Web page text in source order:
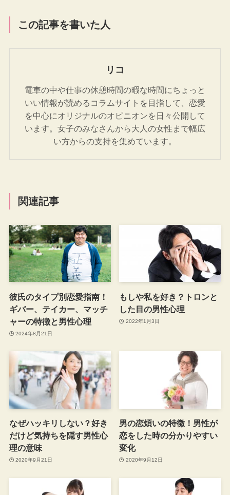
この記事を書いた人
リコ
電車の中や仕事の休憩時間の暇な時間にちょっと
いい情報が読めるコラムサイトを目指して、恋愛
を中心にオリジナルのオピニオンを日々公開して
います。女子のみなさんから大人の女性まで幅広
い方からの支持を集めています。
関連記事
彼氏のタイプ別恋愛指南！
ギバー、テイカー、マッチ
ャーの特徴と男性心理
2024年8月21日
もしや私を好き？トロンと
した目の男性心理
2022年1月3日
なぜハッキリしない？好き
だけど気持ちを隠す男性心
理の意味
2020年9月21日
男の恋煩いの特徴！男性が
恋をした時の分かりやすい
変化
2020年9月12日